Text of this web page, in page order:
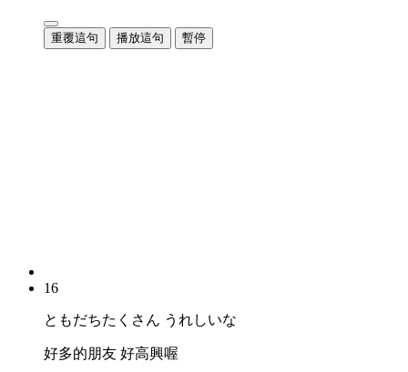
重覆這句 播放這句 暫停
16
ともだちたくさん うれしいな
好多的朋友 好高興喔